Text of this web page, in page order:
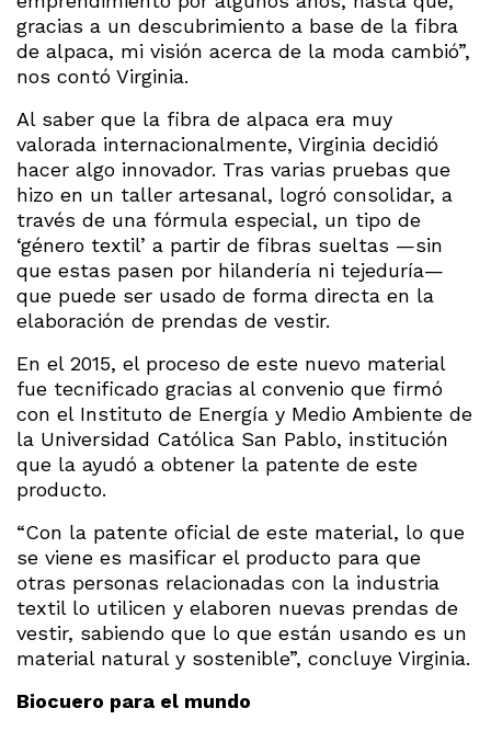
gracias a un descubrimiento a base de la fibra
de alpaca, mi visión acerca de la moda cambió”,
nos contó Virginia.
Al saber que la fibra de alpaca era muy
valorada internacionalmente, Virginia decidió
hacer algo innovador. Tras varias pruebas que
hizo en un taller artesanal, logró consolidar, a
través de una fórmula especial, un tipo de
‘género textil’ a partir de fibras sueltas —sin
que estas pasen por hilandería ni tejeduría—
que puede ser usado de forma directa en la
elaboración de prendas de vestir.
En el 2015, el proceso de este nuevo material
fue tecnificado gracias al convenio que firmó
con el Instituto de Energía y Medio Ambiente de
la Universidad Católica San Pablo, institución
que la ayudó a obtener la patente de este
producto.
“Con la patente oficial de este material, lo que
se viene es masificar el producto para que
otras personas relacionadas con la industria
textil lo utilicen y elaboren nuevas prendas de
vestir, sabiendo que lo que están usando es un
material natural y sostenible”, concluye Virginia.
Biocuero para el mundo